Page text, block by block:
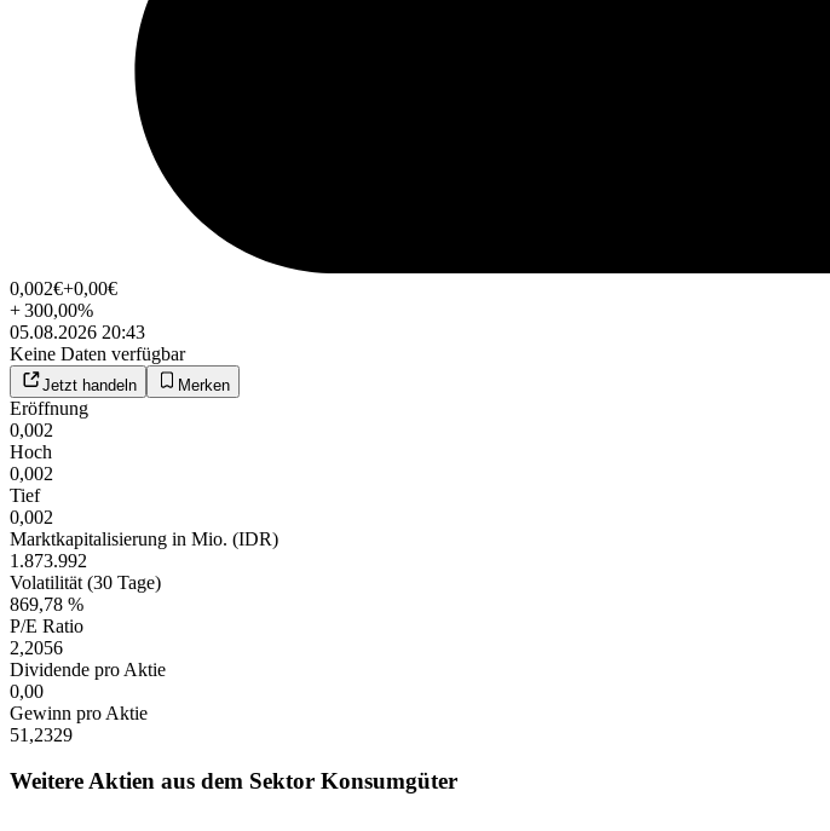
0,002€+0,00€
+300,00%
05.08.2026 20:43
Keine Daten verfügbar
Jetzt handeln Merken
Eröffnung
0,002
Hoch
0,002
Tief
0,002
Marktkapitalisierung in Mio. (IDR)
1.873.992
Volatilität (30 Tage)
869,78 %
P/E Ratio
2,2056
Dividende pro Aktie
0,00
Gewinn pro Aktie
51,2329
Weitere Aktien aus dem Sektor Konsumgüter